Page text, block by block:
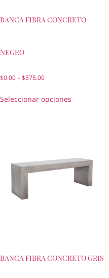
BANCA FIBRA CONCRETO
NEGRO
$0.00–$375.00
Seleccionar opciones
BANCA FIBRA CONCRETO GRIS